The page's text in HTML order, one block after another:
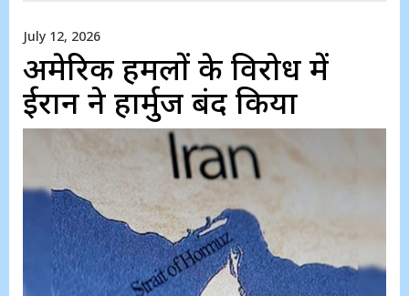
July 12, 2026
अमेरिकी हमलों के विरोध में
ईरान ने हार्मुज बंद किया